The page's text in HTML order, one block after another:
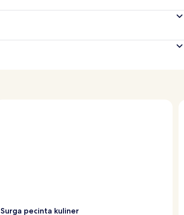
Surga pecinta kuliner